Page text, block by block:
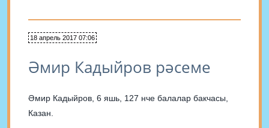
18 апрель 2017 07:06
Әмир Кадыйров рәсеме
Әмир Кадыйров, 6 яшь, 127 нче балалар бакчасы,
Казан.